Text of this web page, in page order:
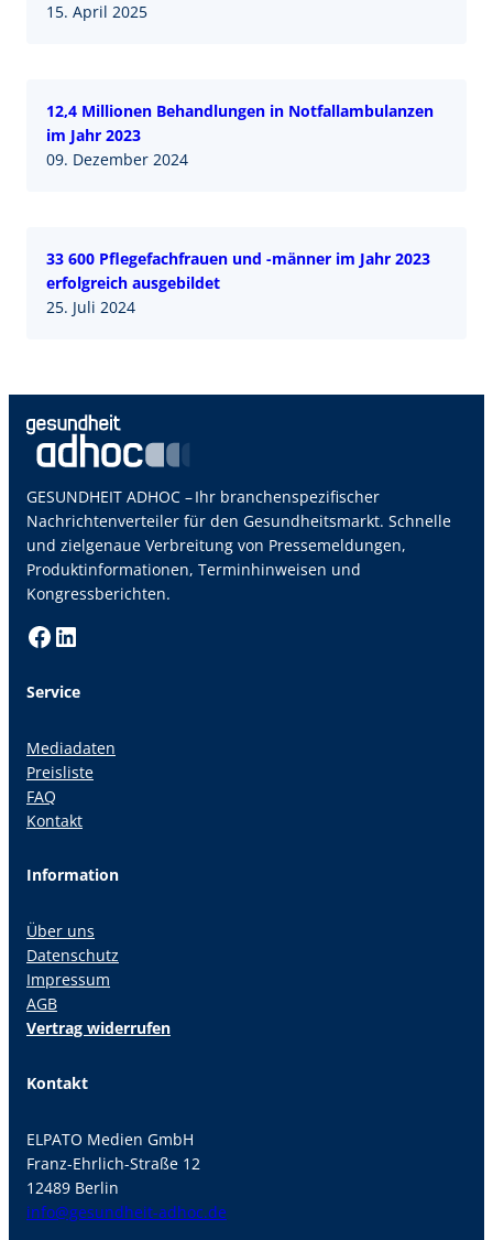
15. April 2025
12,4 Millionen Behandlungen in Notfallambulanzen
im Jahr 2023
09. Dezember 2024
33 600 Pflegefachfrauen und -männer im Jahr 2023
erfolgreich ausgebildet
25. Juli 2024
GESUNDHEIT ADHOC – Ihr branchenspezifischer
Nachrichtenverteiler für den Gesundheitsmarkt. Schnelle
und zielgenaue Verbreitung von Pressemeldungen,
Produktinformationen, Terminhinweisen und
Kongressberichten.
Facebook LinkedIn
Service
Mediadaten
Preisliste
FAQ
Kontakt
Information
Über uns
Datenschutz
Impressum
AGB
Vertrag widerrufen
Kontakt
ELPATO Medien GmbH
Franz-Ehrlich-Straße 12
12489 Berlin
info@gesundheit-adhoc.de